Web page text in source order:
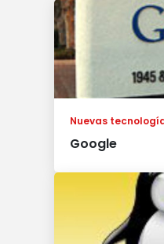
Nuevas
Google